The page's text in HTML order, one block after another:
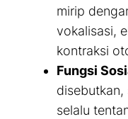
mirip
vokalisasi,
kontraksi
Fungsi
selalu